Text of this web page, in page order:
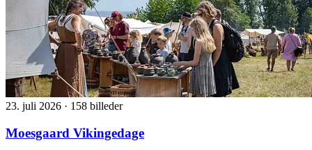
23. juli 2026 · 158 billeder
Moesgaard Vikingedage